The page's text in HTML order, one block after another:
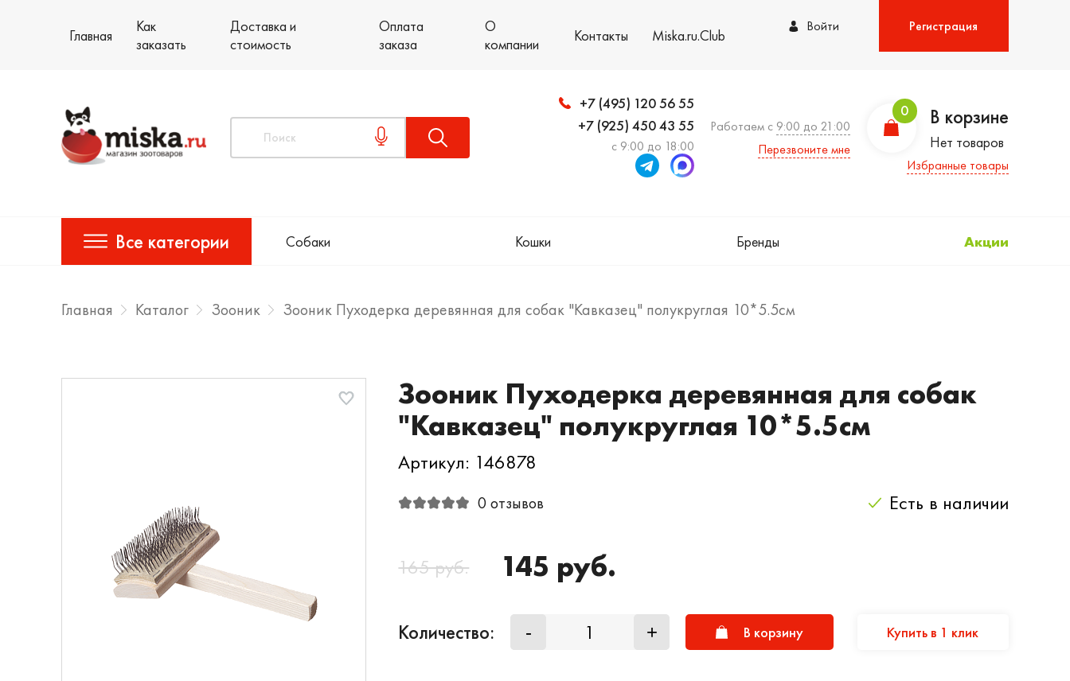
Главная
Как
заказать
Доставка и
стоимость
Оплата
заказа
О
компании
Контакты Miska.ru.Club Войти Регистрация
+7 (495) 120 56 55
+7 (925) 450 43 55
с 9:00 до 18:00
Работаем с 9:00 до 21:00
Перезвоните мне
0 В корзине
Нет товаров
Избранные товары
Все категории Собаки Кошки Бренды Акции
Главная Каталог Зооник Зооник Пуходерка деревянная для собак "Кавказец" полукруглая 10*5.5см
Зооник Пуходерка деревянная для собак
"Кавказец" полукруглая 10*5.5см
Артикул: 146878
0 отзывов Есть в наличии
165 руб. 145 руб.
Количество: - + В корзину Купить в 1 клик